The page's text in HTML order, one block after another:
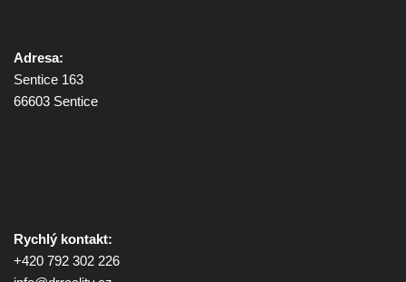
Adresa:
Sentice 163
66603 Sentice
Rychlý kontakt:
+420 792 302 226